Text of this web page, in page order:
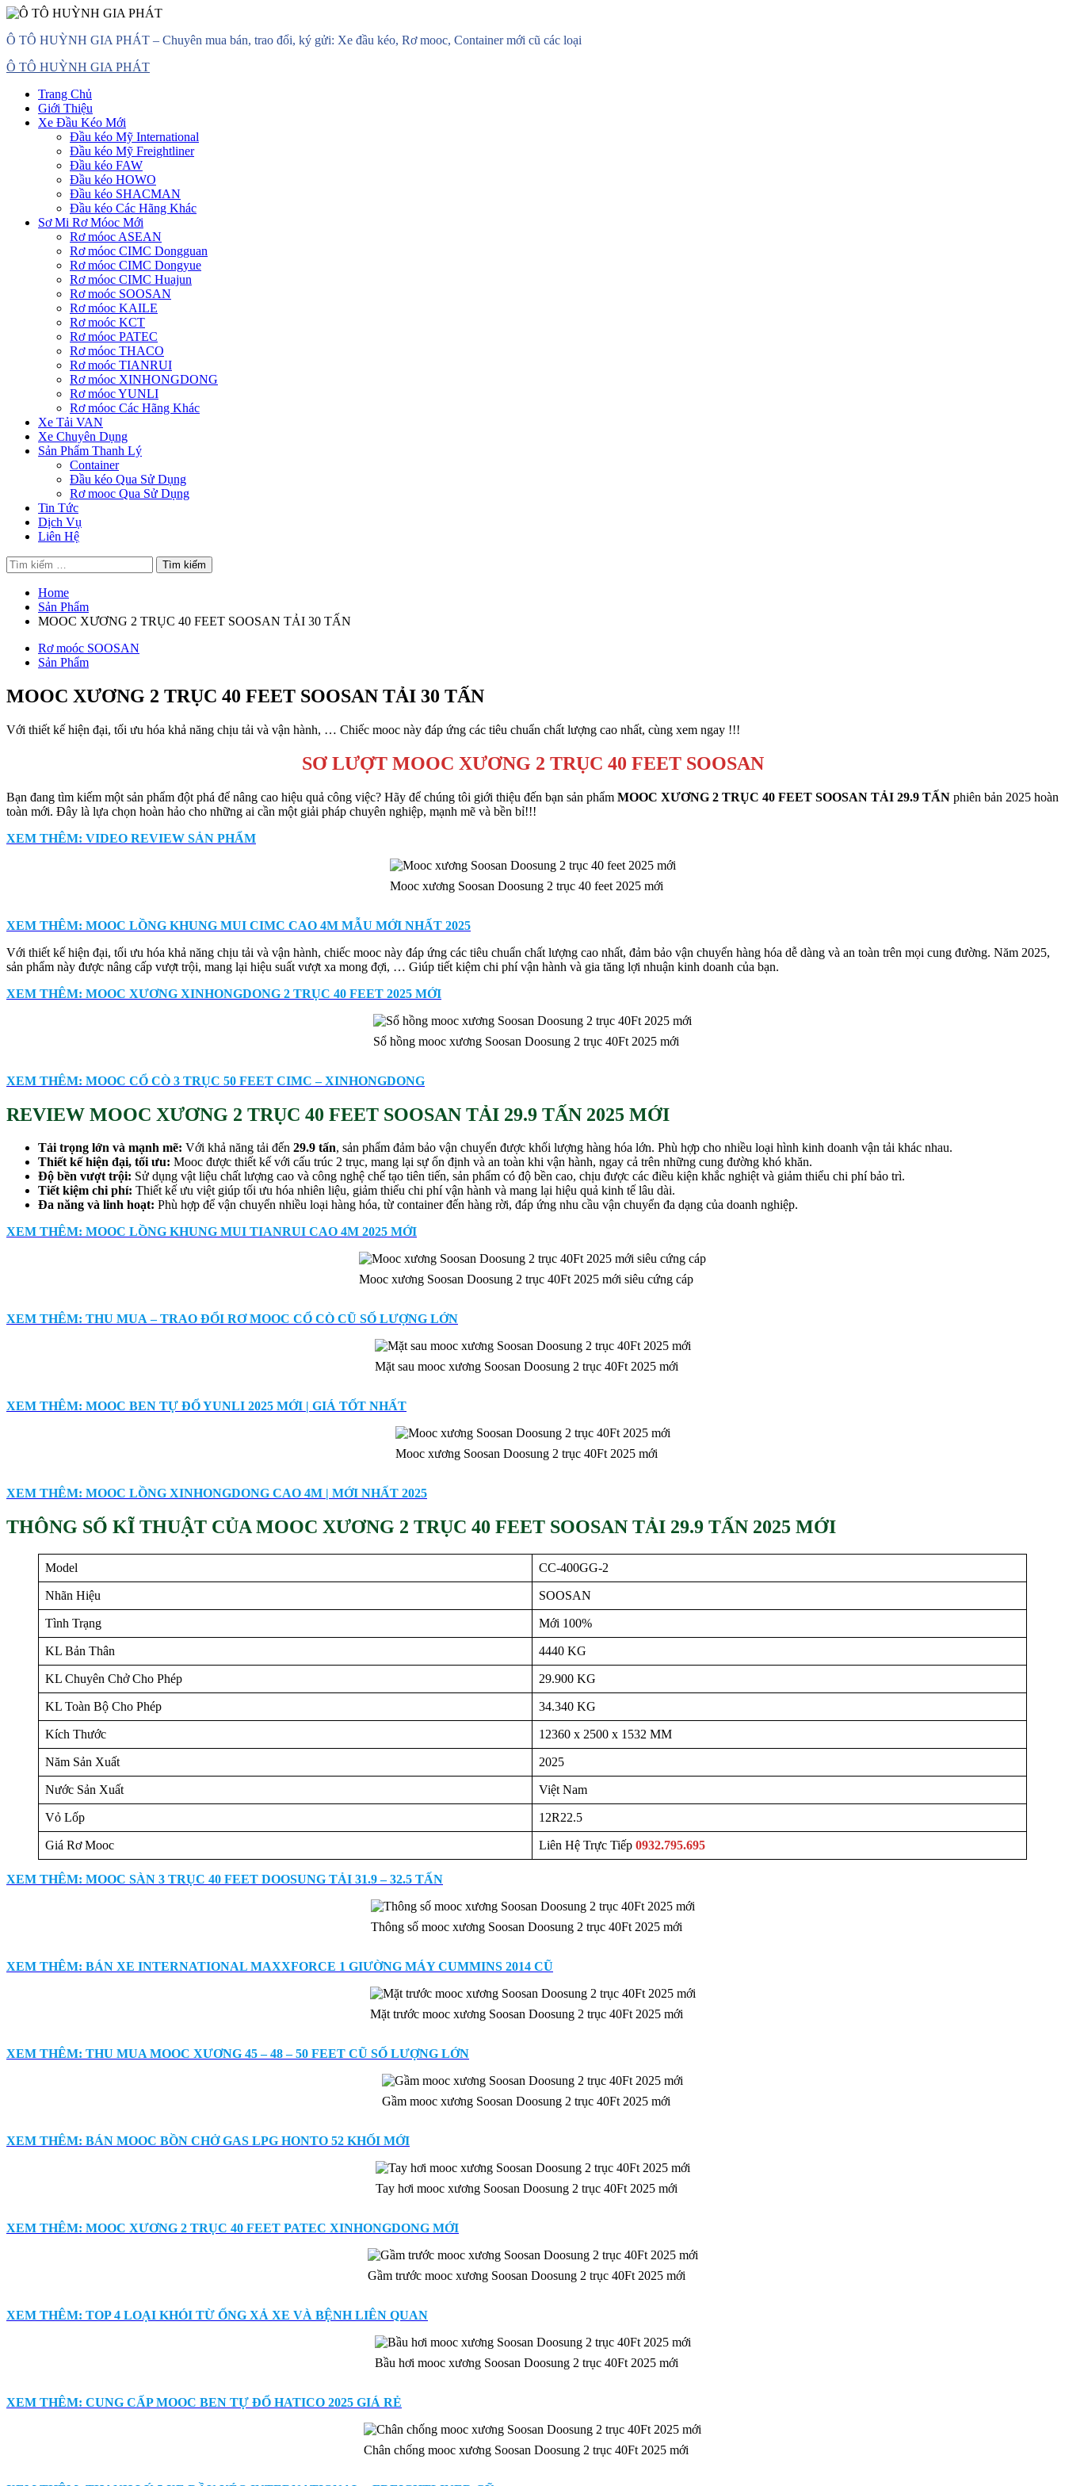
to
Ô TÔ HUỲNH GIA PHÁT – Chuyên mua bán, trao đổi, ký gửi: Xe đầu kéo, Rơ mooc, Container mới cũ các loại
Primary
Ô TÔ HUỲNH GIA PHÁT
Trang Chủ
Giới Thiệu
Xe Đầu Kéo Mới
Đầu kéo Mỹ International
Đầu kéo Mỹ Freightliner
Đầu kéo FAW
Đầu kéo HOWO
Đầu kéo SHACMAN
Đầu kéo Các Hãng Khác
Sơ Mi Rơ Móoc Mới
Rơ móoc ASEAN
Rơ móoc CIMC Dongguan
Rơ móoc CIMC Dongyue
Rơ móoc CIMC Huajun
Rơ moóc SOOSAN
Rơ móoc KAILE
Rơ moóc KCT
Rơ móoc PATEC
Rơ móoc THACO
Rơ moóc TIANRUI
Rơ móoc XINHONGDONG
Rơ móoc YUNLI
Rơ móoc Các Hãng Khác
Xe Tải VAN
Xe Chuyên Dụng
Sản Phẩm Thanh Lý
Container
Đầu kéo Qua Sử Dụng
Rơ mooc Qua Sử Dụng
Tin Tức
Dịch Vụ
Liên Hệ
Tìm
kiếm
cho:
Home
Sản Phẩm
MOOC XƯƠNG 2 TRỤC 40 FEET SOOSAN TẢI 30 TẤN
Rơ moóc SOOSAN
Sản Phẩm
MOOC XƯƠNG 2 TRỤC 40 FEET SOOSAN TẢI 30 TẤN
Với thiết kế hiện đại, tối ưu hóa khả năng chịu tải và vận hành, … Chiếc mooc này đáp ứng các tiêu chuẩn chất lượng cao nhất, cùng xem ngay !!!
SƠ LƯỢT MOOC XƯƠNG 2 TRỤC 40 FEET SOOSAN
Bạn đang tìm kiếm một sản phẩm đột phá để nâng cao hiệu quả công việc? Hãy để chúng tôi giới thiệu đến bạn sản phẩm MOOC XƯƠNG 2 TRỤC 40 FEET SOOSAN TẢI 29.9 TẤN phiên bản 2025 hoàn
toàn mới. Đây là lựa chọn hoàn hảo cho những ai cần một giải pháp chuyên nghiệp, mạnh mẽ và bền bỉ!!!
XEM THÊM: VIDEO REVIEW SẢN PHẨM
Mooc xương Soosan Doosung 2 trục 40 feet 2025 mới
XEM THÊM: MOOC LỒNG KHUNG MUI CIMC CAO 4M MẪU MỚI NHẤT 2025
Với thiết kế hiện đại, tối ưu hóa khả năng chịu tải và vận hành, chiếc mooc này đáp ứng các tiêu chuẩn chất lượng cao nhất, đảm bảo vận chuyển hàng hóa dễ dàng và an toàn trên mọi cung đường. Năm 2025,
sản phẩm này được nâng cấp vượt trội, mang lại hiệu suất vượt xa mong đợi, … Giúp tiết kiệm chi phí vận hành và gia tăng lợi nhuận kinh doanh của bạn.
XEM THÊM: MOOC XƯƠNG XINHONGDONG 2 TRỤC 40 FEET 2025 MỚI
Sổ hồng mooc xương Soosan Doosung 2 trục 40Ft 2025 mới
XEM THÊM: MOOC CỔ CÒ 3 TRỤC 50 FEET CIMC – XINHONGDONG
REVIEW MOOC XƯƠNG 2 TRỤC 40 FEET SOOSAN TẢI 29.9 TẤN 2025 MỚI
Tải trọng lớn và mạnh mẽ: Với khả năng tải đến 29.9 tấn, sản phẩm đảm bảo vận chuyển được khối lượng hàng hóa lớn. Phù hợp cho nhiều loại hình kinh doanh vận tải khác nhau.
Thiết kế hiện đại, tối ưu: Mooc được thiết kế với cấu trúc 2 trục, mang lại sự ổn định và an toàn khi vận hành, ngay cả trên những cung đường khó khăn.
Độ bền vượt trội: Sử dụng vật liệu chất lượng cao và công nghệ chế tạo tiên tiến, sản phẩm có độ bền cao, chịu được các điều kiện khắc nghiệt và giảm thiểu chi phí bảo trì.
Tiết kiệm chi phí: Thiết kế ưu việt giúp tối ưu hóa nhiên liệu, giảm thiểu chi phí vận hành và mang lại hiệu quả kinh tế lâu dài.
Đa năng và linh hoạt: Phù hợp để vận chuyển nhiều loại hàng hóa, từ container đến hàng rời, đáp ứng nhu cầu vận chuyển đa dạng của doanh nghiệp.
XEM THÊM: MOOC LỒNG KHUNG MUI TIANRUI CAO 4M 2025 MỚI
Mooc xương Soosan Doosung 2 trục 40Ft 2025 mới siêu cứng cáp
XEM THÊM: THU MUA – TRAO ĐỔI RƠ MOOC CỔ CÒ CŨ SỐ LƯỢNG LỚN
Mặt sau mooc xương Soosan Doosung 2 trục 40Ft 2025 mới
XEM THÊM: MOOC BEN TỰ ĐỔ YUNLI 2025 MỚI | GIÁ TỐT NHẤT
Mooc xương Soosan Doosung 2 trục 40Ft 2025 mới
XEM THÊM: MOOC LỒNG XINHONGDONG CAO 4M | MỚI NHẤT 2025
THÔNG SỐ KĨ THUẬT CỦA MOOC XƯƠNG 2 TRỤC 40 FEET SOOSAN TẢI 29.9 TẤN 2025 MỚI
Model CC-400GG-2
Nhãn Hiệu SOOSAN
Tình Trạng Mới 100%
KL Bản Thân 4440 KG
KL Chuyên Chở Cho Phép 29.900 KG
KL Toàn Bộ Cho Phép 34.340 KG
Kích Thước 12360 x 2500 x 1532 MM
Năm Sản Xuất 2025
Nước Sản Xuất Việt Nam
Vỏ Lốp 12R22.5
Giá Rơ Mooc Liên Hệ Trực Tiếp 0932.795.695
XEM THÊM: MOOC SÀN 3 TRỤC 40 FEET DOOSUNG TẢI 31.9 – 32.5 TẤN
Thông số mooc xương Soosan Doosung 2 trục 40Ft 2025 mới
XEM THÊM: BÁN XE INTERNATIONAL MAXXFORCE 1 GIƯỜNG MÁY CUMMINS 2014 CŨ
Mặt trước mooc xương Soosan Doosung 2 trục 40Ft 2025 mới
XEM THÊM: THU MUA MOOC XƯƠNG 45 – 48 – 50 FEET CŨ SỐ LƯỢNG LỚN
Gầm mooc xương Soosan Doosung 2 trục 40Ft 2025 mới
XEM THÊM: BÁN MOOC BỒN CHỞ GAS LPG HONTO 52 KHỐI MỚI
Tay hơi mooc xương Soosan Doosung 2 trục 40Ft 2025 mới
XEM THÊM: MOOC XƯƠNG 2 TRỤC 40 FEET PATEC XINHONGDONG MỚI
Gầm trước mooc xương Soosan Doosung 2 trục 40Ft 2025 mới
XEM THÊM: TOP 4 LOẠI KHÓI TỪ ỐNG XẢ XE VÀ BỆNH LIÊN QUAN
Bầu hơi mooc xương Soosan Doosung 2 trục 40Ft 2025 mới
XEM THÊM: CUNG CẤP MOOC BEN TỰ ĐỔ HATICO 2025 GIÁ RẺ
Chân chống mooc xương Soosan Doosung 2 trục 40Ft 2025 mới